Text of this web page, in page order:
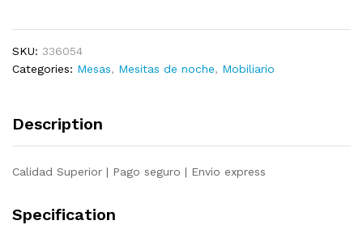
y
vidrio
cm
SKU: 336054
Categories: Mesas, Mesitas de noche, Mobiliario
Description
Calidad Superior | Pago seguro | Envio express
Specification